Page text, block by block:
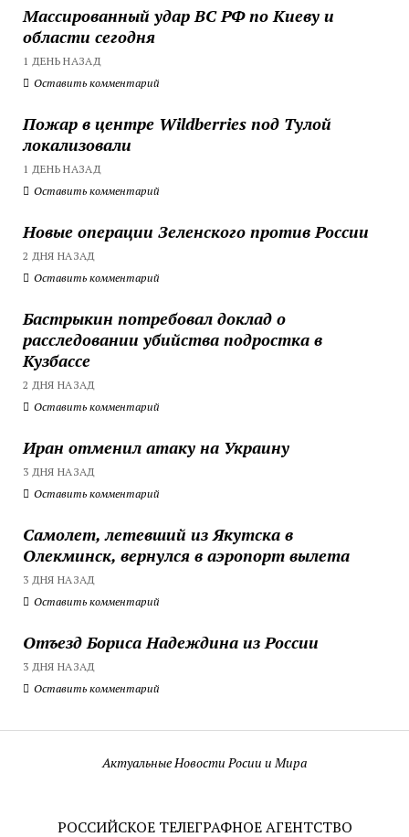
Массированный удар ВС РФ по Киеву и
области сегодня
1 ДЕНЬ НАЗАД
Оставить комментарий
Пожар в центре Wildberries под Тулой
локализовали
1 ДЕНЬ НАЗАД
Оставить комментарий
Новые операции Зеленского против России
2 ДНЯ НАЗАД
Оставить комментарий
Бастрыкин потребовал доклад о
расследовании убийства подростка в
Кузбассе
2 ДНЯ НАЗАД
Оставить комментарий
Иран отменил атаку на Украину
3 ДНЯ НАЗАД
Оставить комментарий
Самолет, летевший из Якутска в
Олекминск, вернулся в аэропорт вылета
3 ДНЯ НАЗАД
Оставить комментарий
Отъезд Бориса Надеждина из России
3 ДНЯ НАЗАД
Оставить комментарий
Актуальные Новости Росии и Мира
РОССИЙСКОЕ ТЕЛЕГРАФНОЕ АГЕНТСТВО